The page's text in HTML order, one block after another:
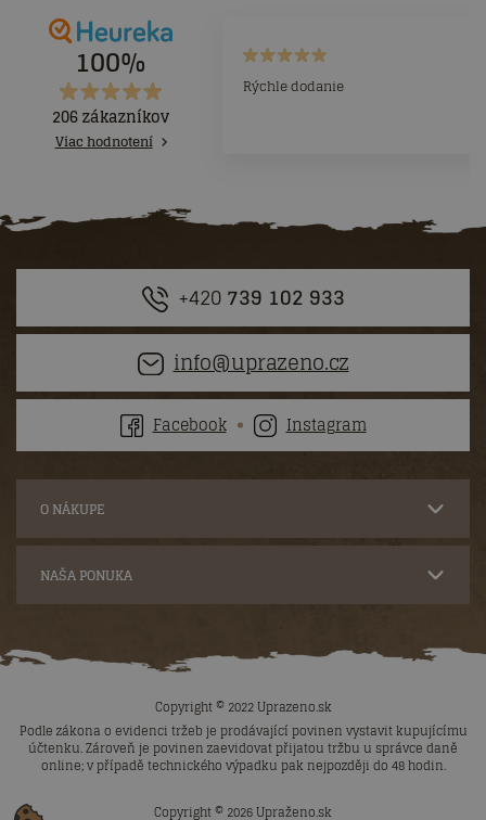
100%
206 zákazníkov
Viac hodnotení
Rýchle dodanie
+420739 102 933
info@uprazeno.cz
Facebook Instagram
O NÁKUPE
NAŠA PONUKA
Copyright © 2022 Uprazeno.sk
Podle zákona o evidenci tržeb je prodávající povinen vystavit kupujícímu
účtenku.Zároveň je povinen zaevidovat přijatou tržbu u správce daně
online; v případě technického výpadku pak nejpozději do 48 hodin.
Copyright © 2026 Upraženo.sk